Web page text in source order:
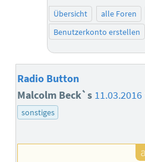
Übersicht alle Foren
Benutzerkonto erstellen
Radio Button
Malcolm Beck`s 11.03.2016
sonstiges